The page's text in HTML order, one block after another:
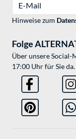
Hinweise zum
Folge
Über unsere
17:00 Uhr für Sie da.